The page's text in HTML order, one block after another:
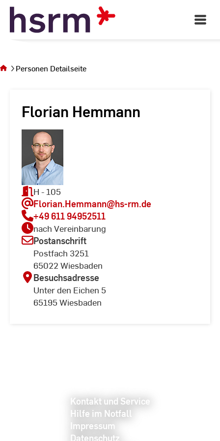
Skip
Content
Open
Main
sich auf
der SeitePersonen Detailseite
Florian Hemmann
H - 105
Florian.Hemmann@hs-rm.de
+49 611 94952511
nach Vereinbarung
Postanschrift
Postfach 3251
65022 Wiesbaden
Besuchsadresse
Unter den Eichen 5
65195 Wiesbaden
Kontakt und Service
Hilfe im Notfall
Impressum
Datenschutz